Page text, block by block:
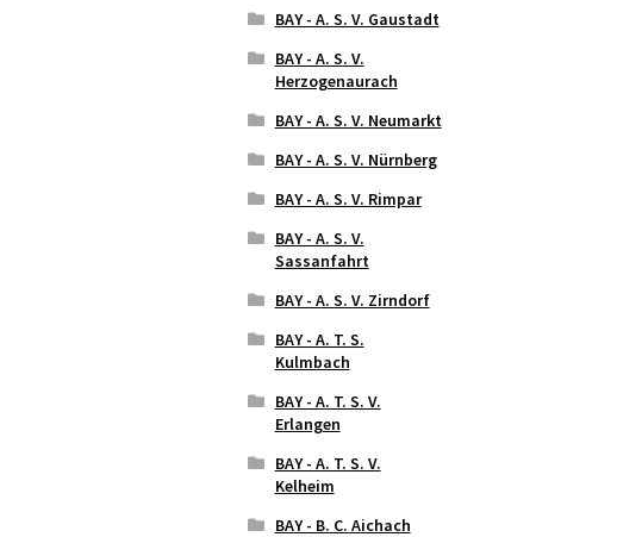
BAY - A. S. V. Gaustadt
BAY - A. S. V.
Herzogenaurach
BAY - A. S. V. Neumarkt
BAY - A. S. V. Nürnberg
BAY - A. S. V. Rimpar
BAY - A. S. V.
Sassanfahrt
BAY - A. S. V. Zirndorf
BAY - A. T. S.
Kulmbach
BAY - A. T. S. V.
Erlangen
BAY - A. T. S. V.
Kelheim
BAY - B. C. Aichach